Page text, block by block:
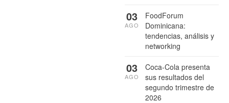
FoodForum
Dominicana:
tendencias, análisis y
networking
03
AGO
Coca-Cola presenta
sus resultados del
segundo trimestre de
2026
03
AGO